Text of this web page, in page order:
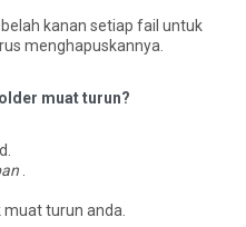
kanan setiap fail untuk
menghapuskannya.
muat turun?
.
turun anda.